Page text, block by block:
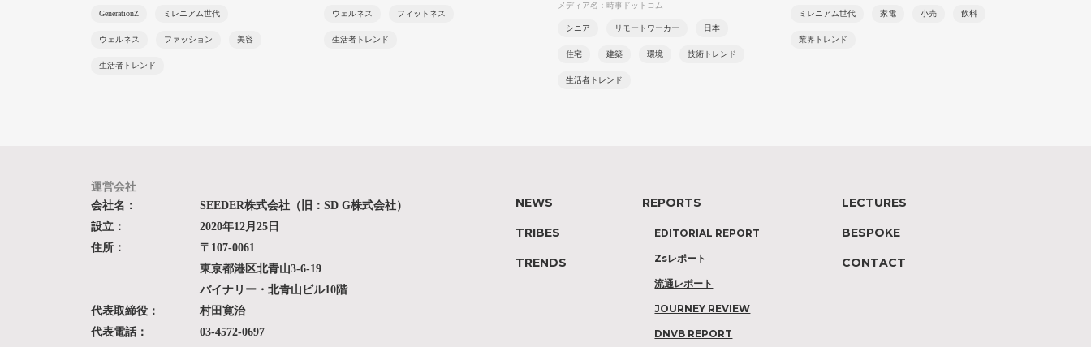
GenerationZ ミレニアム世代
ウェルネス ファッション 美容
生活者トレンド
ウェルネス フィットネス
生活者トレンド
メディア名：時事ドットコム
シニア リモートワーカー 日本
住宅 建築 環境 技術トレンド
生活者トレンド
ミレニアム世代 家電 小売 飲料
業界トレンド
運営会社
会社名：
SEEDER株式会社（旧：SD G株式会社）
設立：
2020年12月25日
住所：
〒107-0061
東京都港区北青山3-6-19
バイナリー・北青山ビル10階
代表取締役：
村田寛治
代表電話：
03-4572-0697
NEWS
TRIBES
TRENDS
REPORTS
EDITORIAL REPORT
Zsレポート
流通レポート
JOURNEY REVIEW
DNVB REPORT
LECTURES
BESPOKE
CONTACT